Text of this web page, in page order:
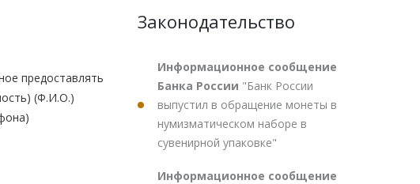
предоставлять
(Ф.И.О.)
Законодательство
Информационное сообщение
Банка России "Банк России
выпустил в обращение монеты в
нумизматическом наборе в
сувенирной упаковке"
Информационное сообщение